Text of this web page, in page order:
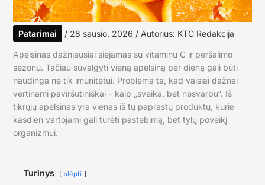
Patarimai / 28 sausio, 2026 / Autorius: KTC Redakcija
Apelsinas dažniausiai siejamas su vitaminu C ir peršalimo
sezonu. Tačiau suvalgyti vieną apelsiną per dieną gali būti
naudinga ne tik imunitetui. Problema ta, kad vaisiai dažnai
vertinami paviršutiniškai – kaip „sveika, bet nesvarbu“. Iš
tikrųjų apelsinas yra vienas iš tų paprastų produktų, kurie
kasdien vartojami gali turėti pastebimą, bet tylų poveikį
organizmui.
Turinys slėpti